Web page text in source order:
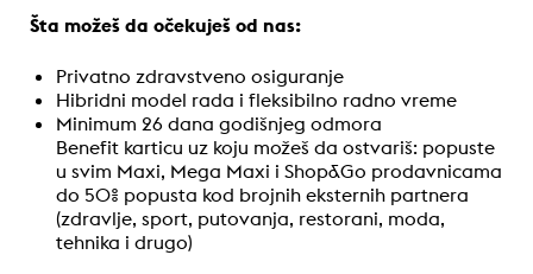
Šta možeš da očekuješ od nas:
Privatno zdravstveno osiguranje
Hibridni model rada i fleksibilno radno vreme
Minimum 26 dana godišnjeg odmora
Benefit karticu uz koju možeš da ostvariš: popuste
u svim Maxi, Mega Maxi i Shop&Go prodavnicama
do 50% popusta kod brojnih eksternih partnera
(zdravlje, sport, putovanja, restorani, moda,
tehnika i drugo)